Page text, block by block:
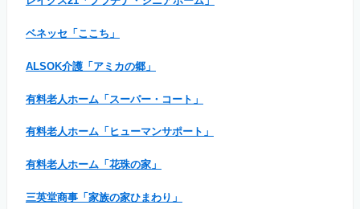
ベネッセ「ここち」
ALSOK介護「アミカの郷」
有料老人ホーム「スーパー・コート」
有料老人ホーム「ヒューマンサポート」
有料老人ホーム「花珠の家」
三英堂商事「家族の家ひまわり」